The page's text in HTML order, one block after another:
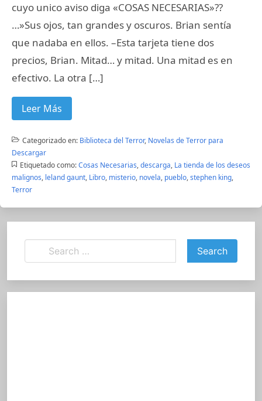
cuyo unico aviso diga «COSAS NECESARIAS»??
…»Sus ojos, tan grandes y oscuros. Brian sentía
que nadaba en ellos. –Esta tarjeta tiene dos
precios, Brian. Mitad… y mitad. Una mitad es en
efectivo. La otra […]
Leer Más
Categorizado en: Biblioteca del Terror, Novelas de Terror para
Descargar
Etiquetado como: Cosas Necesarias,descarga, La tienda de los deseos
malignos, leland gaunt, Libro, misterio, novela, pueblo,stephen king,
Terror